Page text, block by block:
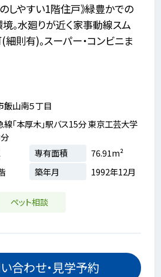
しやすい1階住戸》緑豊かでの
。水廻りが近く家事動線スム
則有)。スーパー・コンビニま
飯山南５丁目
線「本厚木」駅バス15分 東京工芸大学
専有面積
76.91m²
築年月 1992年12月
ペット相談
合わせ・見学予約